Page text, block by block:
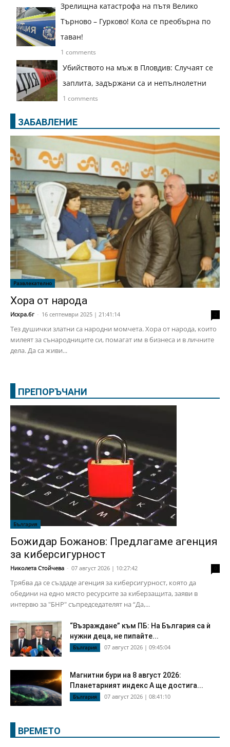
Зрелищна катастрофа на пътя Велико
Търново – Гурково! Кола се преобърна по
таван!
1 comments
Убийството на мъж в Пловдив: Случаят се
заплита, задържани са и непълнолетни
1 comments
ЗАБАВЛЕНИЕ
Развлекателно
Хора от народа
Искра.бг - 16 септември 2025 | 21:41:14
Тез душички златни са народни момчета. Хора от народа, които
милеят за сънародниците си, помагат им в бизнеса и в личните
дела. Да са живи...
ПРЕПОРЪЧАНИ
България
Божидар Божанов: Предлагаме агенция
за киберсигурност
Николета Стойчева - 07 август 2026 | 10:27:42
Трябва да се създаде агенция за киберсигурност, която да
обедини на едно място ресурсите за киберзащита, заяви в
интервю за "БНР" съпредседателят на “Да,...
“Възраждане” към ПБ: На България са ѝ
нужни деца, не пипайте...
България 07 август 2026 | 09:45:04
Магнитни бури на 8 август 2026:
Планетарният индекс А ще достига...
България 07 август 2026 | 08:41:10
ВРЕМЕТО